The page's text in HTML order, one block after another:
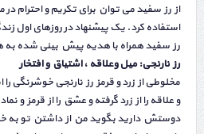
از رز سفید می توان برای تکریم و احترام
استفاده کرد. یک پیشنهاد در روزهای اول
رز سفید همراه با هدیه پیش بینی شده
رز نارنجی: میل وعلاقه ، اشتیاق و افتخار
مخلوطی از زرد و قرمز رز نارنجی خوشرنگی
و علاقه را از زرد گرفته و عشق را از قرمز و
دوستش دارید بگوید من از داشتن تو به